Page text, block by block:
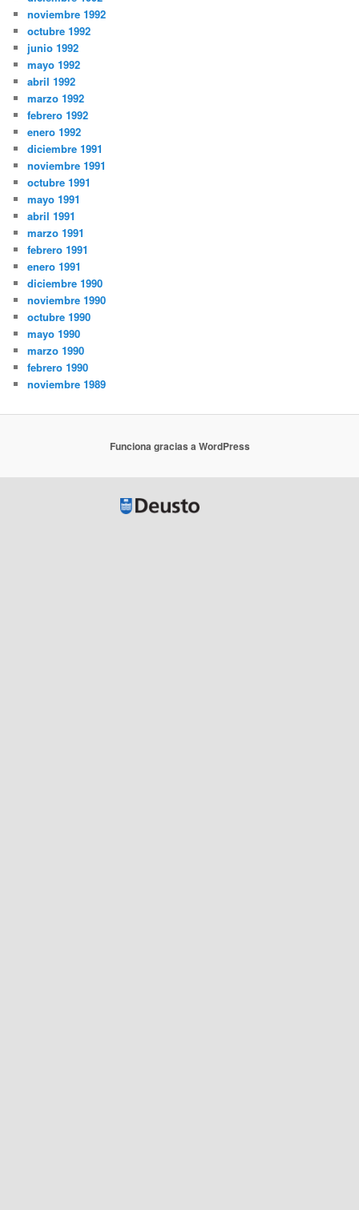
noviembre 1992
octubre 1992
junio 1992
mayo 1992
abril 1992
marzo 1992
febrero 1992
enero 1992
diciembre 1991
noviembre 1991
octubre 1991
mayo 1991
abril 1991
marzo 1991
febrero 1991
enero 1991
diciembre 1990
noviembre 1990
octubre 1990
mayo 1990
marzo 1990
febrero 1990
noviembre 1989
Funciona gracias a WordPress